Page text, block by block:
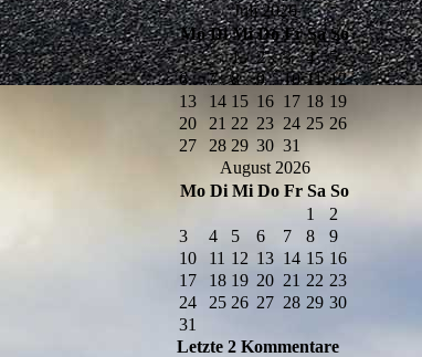
Juli 2026
Mo Di Mi Do Fr Sa So
1
2 3 4
5
6
7 8 9 10 11 12
13
14 15 16 17 18 19
20
21 22 23 24 25 26
27
28 29 30 31
August 2026
Mo Di Mi Do Fr Sa So
1
2
3
4 5 6 7 8
9
10
11 12 13 14 15 16
17
18 19 20 21 22 23
24
25 26 27 28 29 30
31
Letzte 2 Kommentare